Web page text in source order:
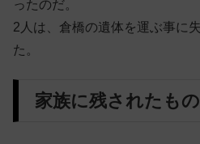
ったのだ。
2人は、倉橋の遺体を運ぶ事に
た。
家族に残されたもの